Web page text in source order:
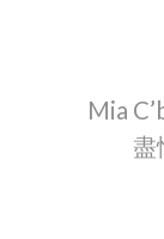
Mia
盡